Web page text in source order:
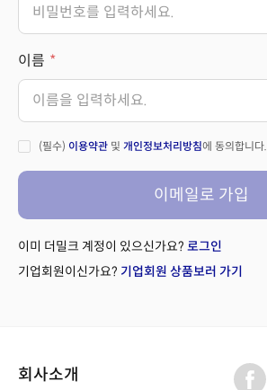
이름
(필수) 이용약관 및 개인정보처리방침에 동의합니다.
이메일로 가입
이미 더밀크 계정이 있으신가요? 로그인
기업회원이신가요? 기업회원 상품보러 가기
회사소개